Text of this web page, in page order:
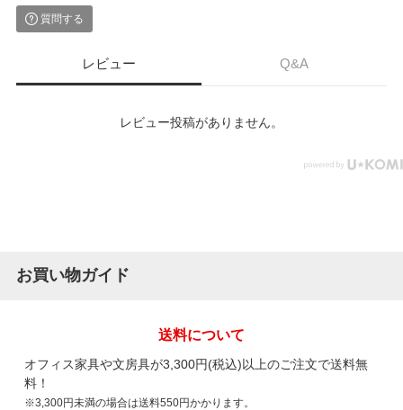
質問する
レビュー Q&A
レビュー投稿がありません。
お買い物ガイド
送料について
オフィス家具や文房具が3,300円(税込)以上のご注文で送料無
料！
※3,300円未満の場合は送料550円かかります。